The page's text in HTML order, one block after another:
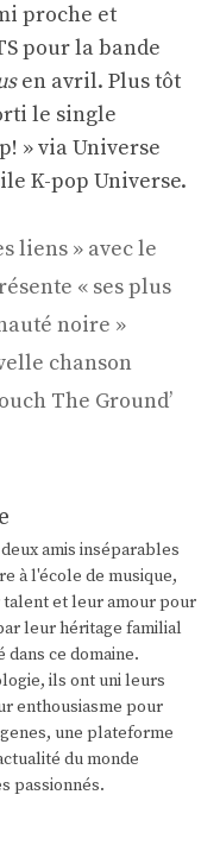
proche et
pour la bande
en avril. Plus tôt
le single
» via Universe
K-pop Universe.
liens » avec le
« ses plus
noire »
chanson
The Ground’
amis inséparables
à l'école de musique,
et leur amour pour
leur héritage familial
ce domaine.
ils ont uni leurs
enthousiasme pour
une plateforme
du monde
passionnés.